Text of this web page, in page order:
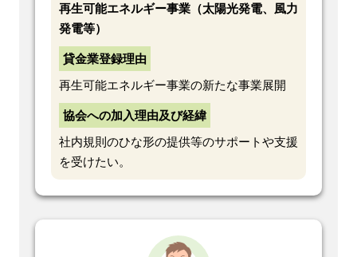
再生可能エネルギー事業（太陽光発電、風力
発電等）
貸金業登録理由
再生可能エネルギー事業の新たな事業展開
協会への加入理由及び経緯
社内規則のひな形の提供等のサポートや支援
を受けたい。